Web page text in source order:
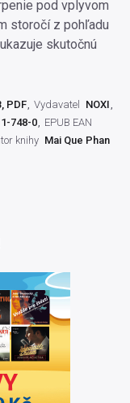
pod vplyvom
storočí z pohľadu
skutočnú
PDF Vydavatel
NOXI
748-0
EPUB EAN
knihy Mai Que Phan